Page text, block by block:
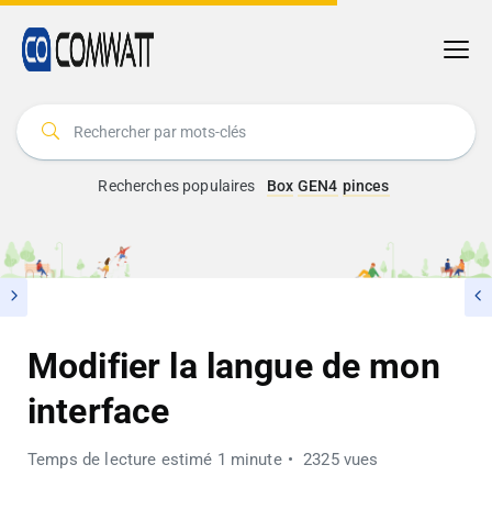
Recherches populaires Box GEN4 pinces
Modifier la langue de mon
interface
Temps de lecture estimé 1 minute 2325 vues